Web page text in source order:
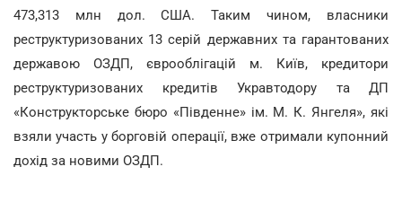
473,313 млн дол. США. Таким чином, власники
реструктуризованих 13 серій державних та гарантованих
державою ОЗДП, єврооблігацій м. Київ, кредитори
реструктуризованих кредитів Укравтодору та ДП
«Конструкторське бюро «Південне» ім. М. К. Янгеля», які
взяли участь у борговій операції, вже отримали купонний
дохід за новими ОЗДП.